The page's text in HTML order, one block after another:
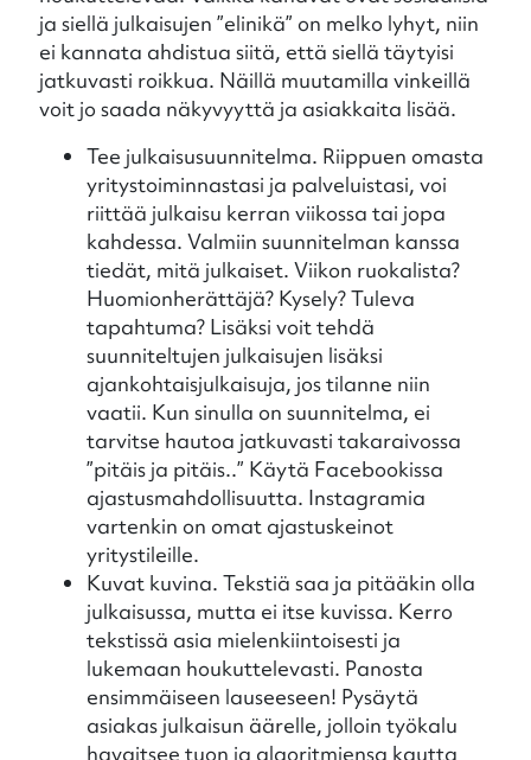
ja siellä julkaisujen ”elinikä” on melko lyhyt, niin
ei kannata ahdistua siitä, että siellä täytyisi
jatkuvasti roikkua. Näillä muutamilla vinkeillä
voit jo saada näkyvyyttä ja asiakkaita lisää.
Tee julkaisusuunnitelma. Riippuen omasta
yritystoiminnastasi ja palveluistasi, voi
riittää julkaisu kerran viikossa tai jopa
kahdessa. Valmiin suunnitelman kanssa
tiedät, mitä julkaiset. Viikon ruokalista?
Huomionherättäjä? Kysely? Tuleva
tapahtuma? Lisäksi voit tehdä
suunniteltujen julkaisujen lisäksi
ajankohtaisjulkaisuja, jos tilanne niin
vaatii. Kun sinulla on suunnitelma, ei
tarvitse hautoa jatkuvasti takaraivossa
”pitäis ja pitäis..” Käytä Facebookissa
ajastusmahdollisuutta. Instagramia
vartenkin on omat ajastuskeinot
yritystileille.
Kuvat kuvina. Tekstiä saa ja pitääkin olla
julkaisussa, mutta ei itse kuvissa. Kerro
tekstissä asia mielenkiintoisesti ja
lukemaan houkuttelevasti. Panosta
ensimmäiseen lauseeseen! Pysäytä
asiakas julkaisun äärelle, jolloin työkalu
havaitsee tuon ja algoritmiensa kautta